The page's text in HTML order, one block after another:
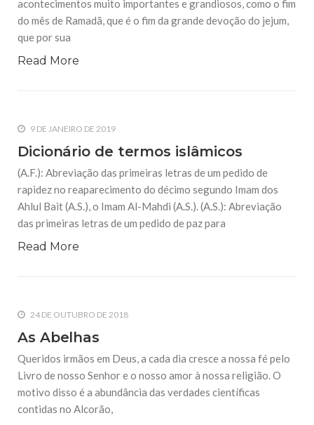
Queridos irmãos em Deus, a cada dia cresce a nossa fé pelo
Livro de nosso Senhor e o nosso amor à nossa religião. O
motivo disso é a abundância das verdades científicas
(A.F.): Abreviação das primeiras letras de um pedido de
Ahlul Bait (A.S.), o Imam Al-Mahdi (A.S.). (A.S.): Abreviação
acontecimentos muito importantes e grandiosos, como o fim
do mês de Ramadã, que é o fim da grande devoção do jejum,
que por sua
Read More
9 DE JANEIRO DE 2019
Dicionário de termos islâmicos
(A.F.): Abreviação das primeiras letras de um pedido de
rapidez no reaparecimento do décimo segundo Imam dos
Ahlul Bait (A.S.), o Imam Al-Mahdi (A.S.). (A.S.): Abreviação
das primeiras letras de um pedido de paz para
Read More
24 DE OUTUBRO DE 2018
As Abelhas
Queridos irmãos em Deus, a cada dia cresce a nossa fé pelo
Livro de nosso Senhor e o nosso amor à nossa religião. O
motivo disso é a abundância das verdades científicas
contidas no Alcorão,